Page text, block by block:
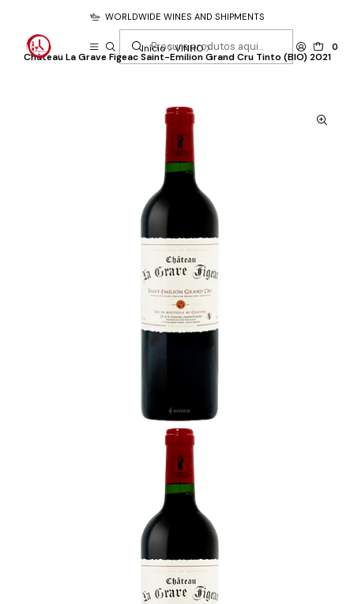
0
WORLDWIDE WINES AND SHIPMENTS
Início VINHO
Château La Grave Figeac Saint-Emilion Grand Cru Tinto (BIO) 2021